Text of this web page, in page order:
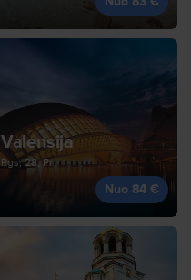
Valensija
Rgs, 28, Pr
Nuo 84 €